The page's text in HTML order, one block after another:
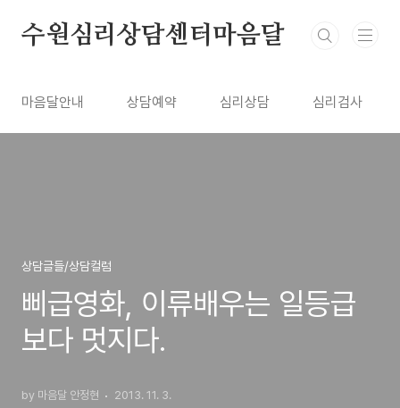
수원심리상담센터마음달
마음달안내 상담예약 심리상담 심리검사
상담글들/상담컬럼
삐급영화, 이류배우는 일등급
보다 멋지다.
by 마음달 안정현 2013. 11. 3.